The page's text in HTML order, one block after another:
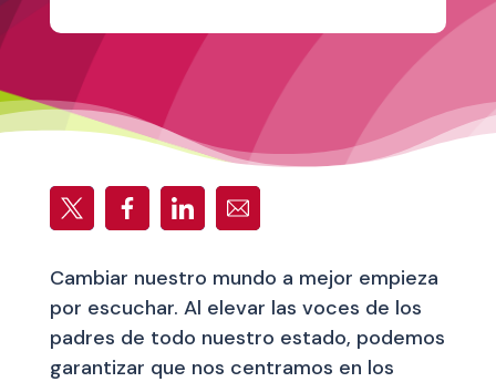
Cambiar nuestro mundo a mejor empieza
por escuchar. Al elevar las voces de los
padres de todo nuestro estado, podemos
garantizar que nos centramos en los